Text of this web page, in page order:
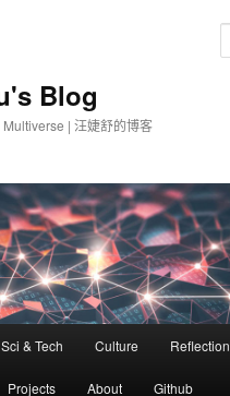
Blog
| 汪婕舒的博客
Sci & Tech Culture Reflection
Projects About Github